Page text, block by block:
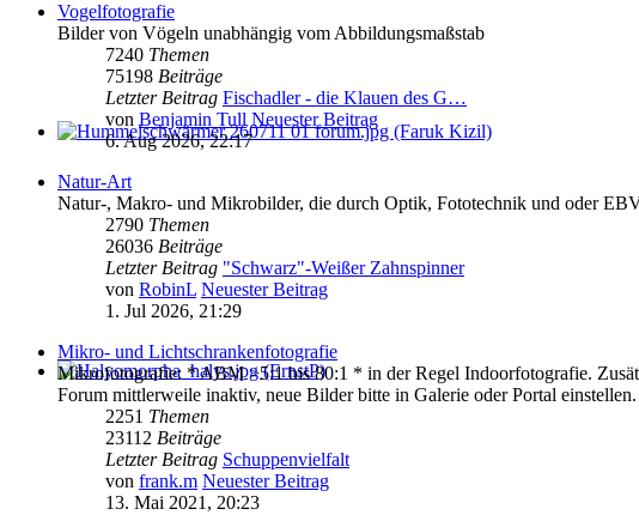
Vogelfotografie
Bilder von Vögeln unabhängig vom Abbildungsmaßstab
7240 Themen
75198 Beiträge
Letzter Beitrag Fischadler - die Klauen des G…
von Benjamin Tull Neuester Beitrag
6. Aug 2026, 22:17
Natur-Art
Natur-, Makro- und Mikrobilder, die durch Optik, Fototechnik und oder
2790 Themen
26036 Beiträge
Letzter Beitrag "Schwarz"-Weißer Zahnspinner
von RobinL Neuester Beitrag
1. Jul 2026, 21:29
Mikro- und Lichtschrankenfotografie
Mikrofotografie: * ABM >5:1 bis 80:1 * in der Regel Indoorfotografie.
Forum mittlerweile inaktiv, neue Bilder bitte in Galerie oder Portal einstellen.
2251 Themen
23112 Beiträge
Letzter Beitrag Schuppenvielfalt
von frank.m Neuester Beitrag
13. Mai 2021, 20:23